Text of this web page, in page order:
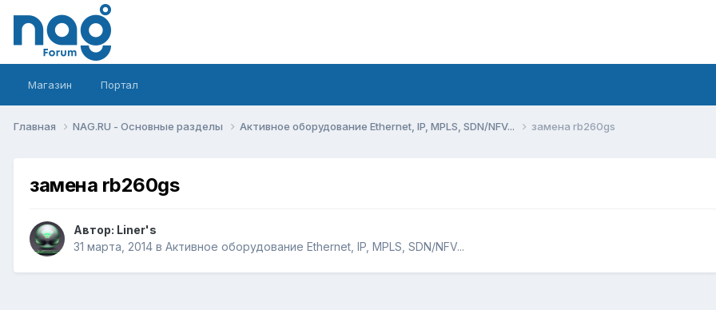
Магазин Портал
Главная NAG.RU - Основные разделы Активное оборудование Ethernet, IP, MPLS, SDN/NFV... замена rb260gs
замена rb260gs
Автор: Liner's
31 марта, 2014 в Активное оборудование Ethernet, IP, MPLS, SDN/NFV...